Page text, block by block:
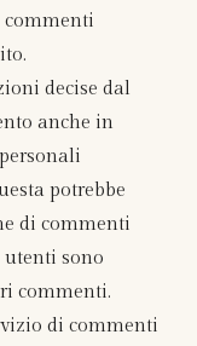
commenti
decise dal
anche in
potrebbe
di commenti
sono
commenti.
di commenti